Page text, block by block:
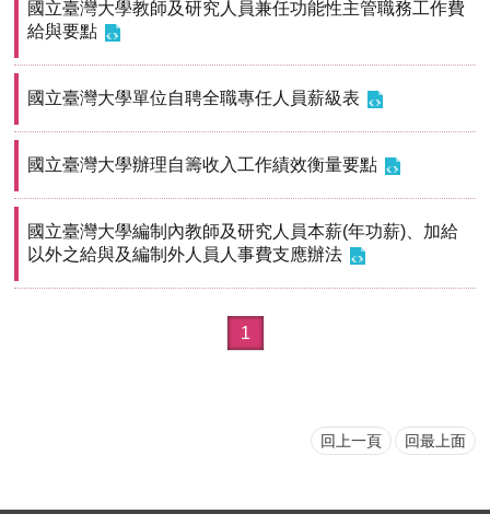
大
首
English
國立臺灣大學教師及研究人員兼任功能性主管職務工作費
給與要點
國立臺灣大學單位自聘全職專任人員薪級表
國立臺灣大學辦理自籌收入工作績效衡量要點
國立臺灣大學編制內教師及研究人員本薪(年功薪)、加給
以外之給與及編制外人員人事費支應辦法
1
回上一頁 回最上面